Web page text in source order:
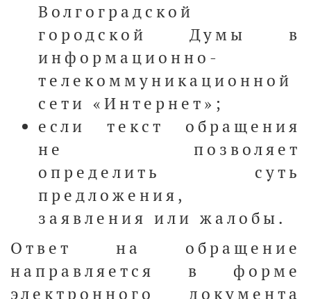
Волгоградской
городской Думы в
информационно-
телекоммуникационной
сети «Интернет»;
если текст обращения
не позволяет
определить суть
предложения,
заявления или жалобы.
Ответ на обращение
направляется в форме
электронного документа